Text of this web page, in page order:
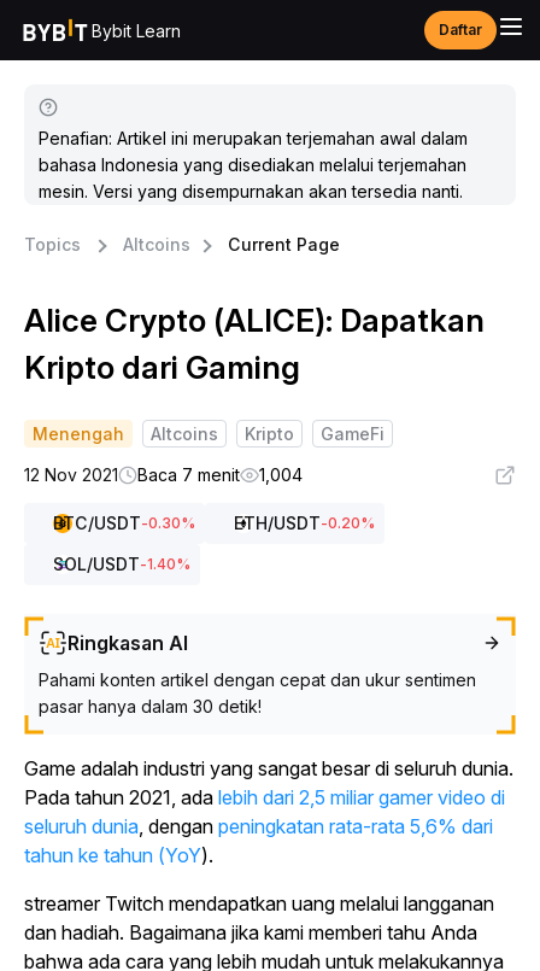
Bybit Learn Daftar
Penafian: Artikel ini merupakan terjemahan awal dalam
bahasa Indonesia yang disediakan melalui terjemahan
mesin. Versi yang disempurnakan akan tersedia nanti.
Topics Altcoins Current Page
Alice Crypto (ALICE): Dapatkan
Kripto dari Gaming
Menengah Altcoins Kripto
GameFi
12 Nov 2021
Baca 7 menit 1,004
BTC/USDT-0.30% ETH/USDT-0.20%
SOL/USDT-1.40%
Ringkasan AI
Pahami konten artikel dengan cepat dan ukur sentimen
pasar hanya dalam 30 detik!
Game adalah industri yang sangat besar di seluruh dunia.
Pada tahun 2021, ada lebih dari 2,5 miliar gamer video di
seluruh dunia, dengan peningkatan rata-rata 5,6% dari
tahun ke tahun (YoY).
streamer Twitch mendapatkan uang melalui langganan
dan hadiah. Bagaimana jika kami memberi tahu Anda
bahwa ada cara yang lebih mudah untuk melakukannya